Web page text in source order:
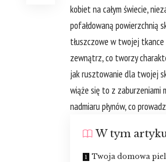
kobiet na całym świecie,
pofałdowaną powierzchnią
tłuszczowe w twojej
zewnątrz, co tworzy
jak rusztowanie dla twojej
wiąże się to z
nadmiaru płynów, co
W tym
Twoja domowa